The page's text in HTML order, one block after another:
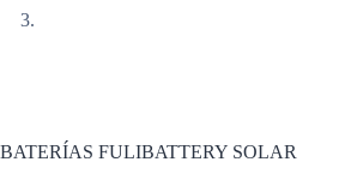
BATERÍAS FULIBATTERY SOLAR